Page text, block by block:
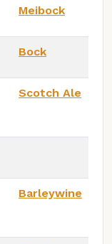
Meibock
Bock
Scotch Ale
Barleywine